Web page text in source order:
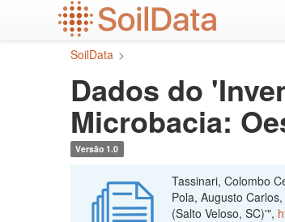
SoilData >
Dados do
Microbacia:
Versão 1.0
Tassinari, Colombo
Pola, Augusto
(Salto Veloso, SC)'",